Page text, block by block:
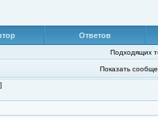
Ответов
Подходящих
Показать